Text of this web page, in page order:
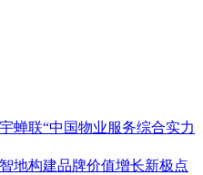
蝉联“中国物业服务综合实力
地构建品牌价值增长新极点